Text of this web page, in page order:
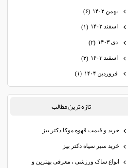
بهمن ۱۴۰۲ (۶)
اسفند ۱۴۰۲ (۱)
دی ۱۴۰۳ (۲)
اسفند ۱۴۰۳ (۳)
فروردین ۱۴۰۴ (۱)
تازه ترين مطالب
خرید و قیمت قهوه موکا دکتر بیز
خرید سیر سیاه دکتر بیز
انواع ساک ورزشی ، معرفی بهترین و